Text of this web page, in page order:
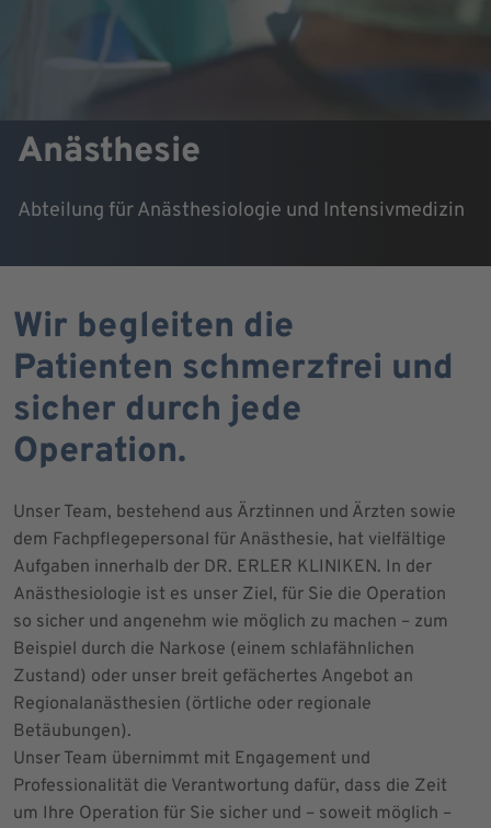
Anästhesie
Abteilung für Anästhesiologie und Intensivmedizin
Wir begleiten die
Patienten schmerzfrei und
sicher durch jede
Operation.
Unser Team, bestehend aus Ärztinnen und Ärzten sowie
dem Fachpflegepersonal für Anästhesie, hat vielfältige
Aufgaben innerhalb der DR. ERLER KLINIKEN. In der
Anästhesiologie ist es unser Ziel, für Sie die Operation
so sicher und angenehm wie möglich zu machen – zum
Beispiel durch die Narkose (einem schlafähnlichen
Zustand) oder unser breit gefächertes Angebot an
Regionalanästhesien (örtliche oder regionale
Betäubungen).
Unser Team übernimmt mit Engagement und
Professionalität die Verantwortung dafür, dass die Zeit
um Ihre Operation für Sie sicher und – soweit möglich –